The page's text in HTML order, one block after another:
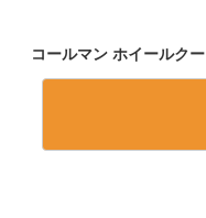
コールマン ホイールク